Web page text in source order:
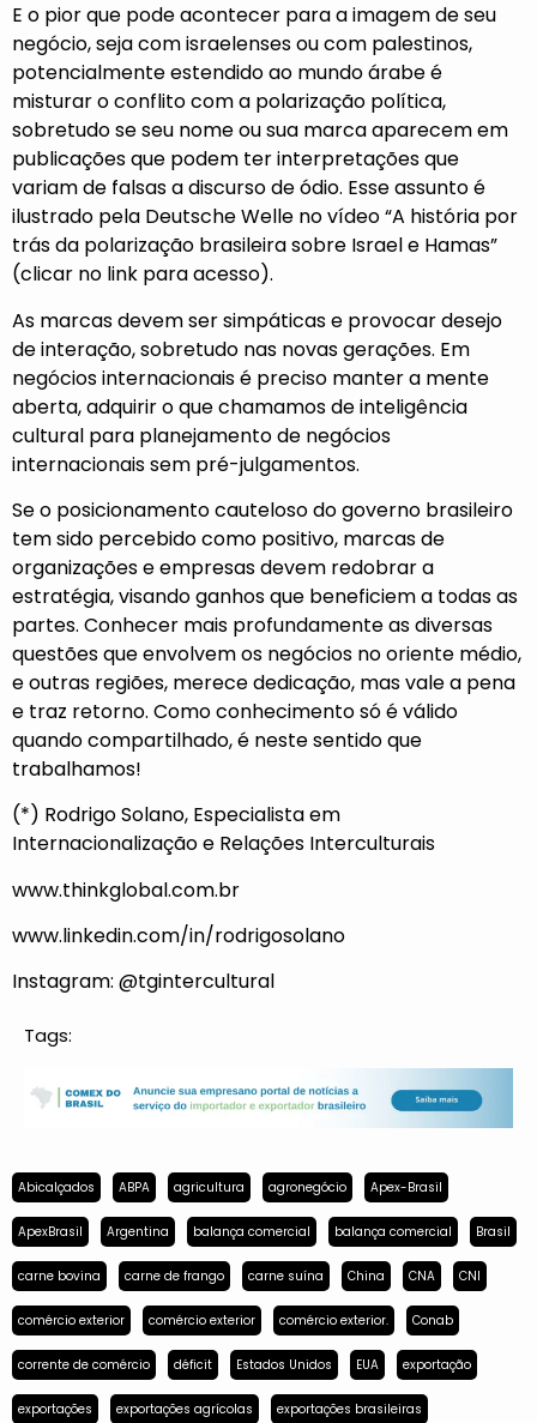
E o pior que pode acontecer para a imagem de seu
negócio, seja com israelenses ou com palestinos,
potencialmente estendido ao mundo árabe é
misturar o conflito com a polarização política,
sobretudo se seu nome ou sua marca aparecem em
publicações que podem ter interpretações que
variam de falsas a discurso de ódio. Esse assunto é
ilustrado pela Deutsche Welle no vídeo “A história por
trás da polarização brasileira sobre Israel e Hamas”
(clicar no link para acesso).
As marcas devem ser simpáticas e provocar desejo
de interação, sobretudo nas novas gerações. Em
negócios internacionais é preciso manter a mente
aberta, adquirir o que chamamos de inteligência
cultural para planejamento de negócios
internacionais sem pré-julgamentos.
Se o posicionamento cauteloso do governo brasileiro
tem sido percebido como positivo, marcas de
organizações e empresas devem redobrar a
estratégia, visando ganhos que beneficiem a todas as
partes. Conhecer mais profundamente as diversas
questões que envolvem os negócios no oriente médio,
e outras regiões, merece dedicação, mas vale a pena
e traz retorno. Como conhecimento só é válido
quando compartilhado, é neste sentido que
trabalhamos!
(*) Rodrigo Solano, Especialista em
Internacionalização e Relações Interculturais
www.thinkglobal.com.br
www.linkedin.com/in/rodrigosolano
Instagram: @tgintercultural
Tags:
Abicalçados ABPA agricultura agronegócio Apex-Brasil
ApexBrasil Argentina balança comercial balança comercial Brasil
carne bovina carne de frango carne suína China CNA CNI
comércio exterior comércio exterior comércio exterior. Conab
corrente de comércio déficit Estados Unidos EUA exportação
exportações exportações agrícolas exportações brasileiras